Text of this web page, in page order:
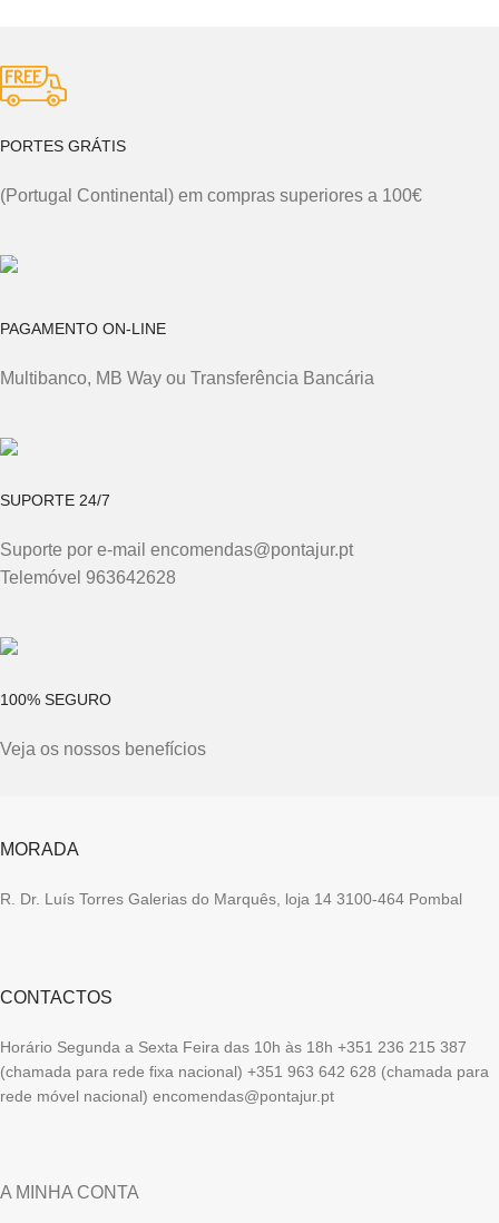
PORTES GRÁTIS
(Portugal Continental) em compras superiores a 100€
PAGAMENTO ON-LINE
Multibanco, MB Way ou Transferência Bancária
SUPORTE 24/7
Suporte por e-mail encomendas@pontajur.pt
Telemóvel 963642628
100% SEGURO
Veja os nossos benefícios
MORADA
R. Dr. Luís Torres Galerias do Marquês, loja 14 3100-464 Pombal
CONTACTOS
Horário Segunda a Sexta Feira das 10h às 18h +351 236 215 387
(chamada para rede fixa nacional) +351 963 642 628 (chamada para
rede móvel nacional) encomendas@pontajur.pt
A MINHA CONTA